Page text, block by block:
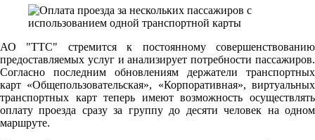
АО "ТТС" стремится к постоянному совершенствованию
предоставляемых услуг и анализирует потребности пассажиров.
Согласно последним обновлениям держатели транспортных
карт «Общепользовательская», «Корпоративная», виртуальных
транспортных карт теперь имеют возможность осуществлять
оплату проезда сразу за группу до десяти человек на одном
маршруте.